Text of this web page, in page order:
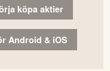
köpa aktier
Android & iOS